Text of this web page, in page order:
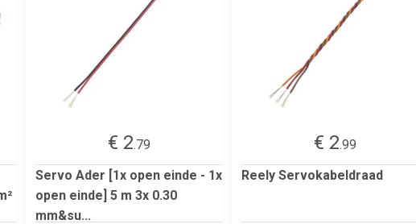
€ 2.79
Servo Ader [1x open einde - 1x
open einde] 5 m 3x 0.30
mm&su...
€ 2.99
Reely Servokabeldraad